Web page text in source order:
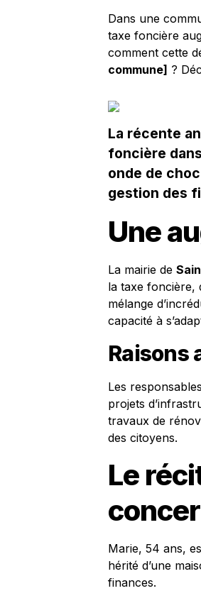
Dans une
taxe foncière
comment cette
commune] ?
La récente
foncière
onde de
gestion des
Une
La mairie de
la taxe foncière,
mélange
capacité à
Raisons
Les
projets
travaux de
des citoyens.
Le
Marie, 54 ans,
hérité d’une
finances.